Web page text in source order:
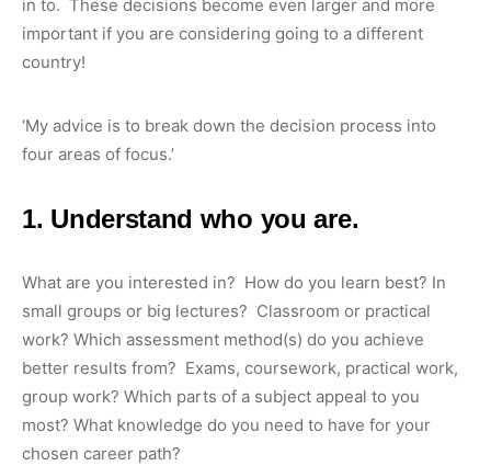
in to. These decisions become even larger and more
important if you are considering going to a different
country!
‘My advice is to break down the decision process into
four areas of focus.’
1. Understand who you are.
What are you interested in? How do you learn best? In
small groups or big lectures? Classroom or practical
work? Which assessment method(s) do you achieve
better results from? Exams, coursework, practical work,
group work? Which parts of a subject appeal to you
most? What knowledge do you need to have for your
chosen career path?